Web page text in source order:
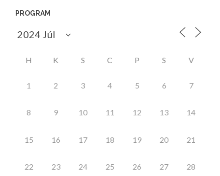
PROGRAM
H K S C P S V
1 2 3 4 5 6 7
8 9 10 11 12 13 14
15 16 17 18 19 20 21
22 23 24 25 26 27 28